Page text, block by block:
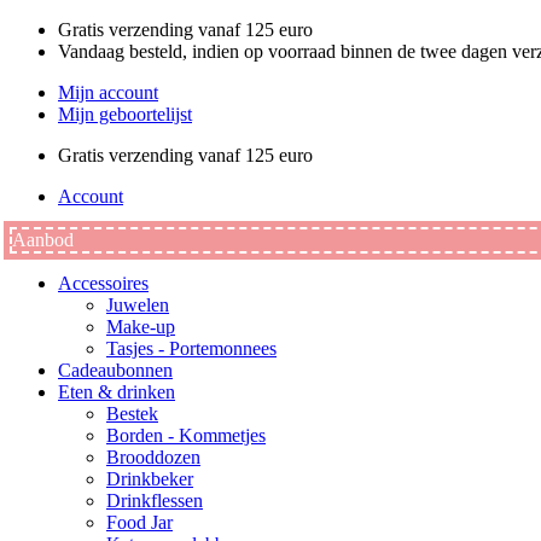
naar
inhoud
Gratis verzending vanaf 125 euro
Vandaag besteld, indien op voorraad binnen de twee dagen
Mijn account
Mijn geboortelijst
Gratis verzending vanaf 125 euro
Account
Aanbod
Accessoires
Juwelen
Make-up
Tasjes - Portemonnees
Cadeaubonnen
Eten & drinken
Bestek
Borden - Kommetjes
Brooddozen
Drinkbeker
Drinkflessen
Food Jar